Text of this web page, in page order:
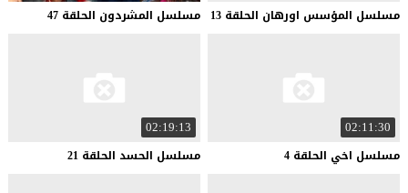
مسلسل المؤسس اورهان الحلقة 13 مسلسل المشردون الحلقة 47
02:11:30
مسلسل اخي الحلقة 4
02:19:13
مسلسل الحسد الحلقة 21